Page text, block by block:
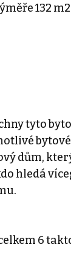
132
tyto
dům,
hledá
6